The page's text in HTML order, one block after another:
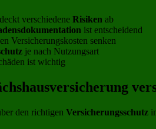
deckt verschiedene Risiken ab
ist entscheidend
Versicherungskosten senken
je nach Nutzungsart
ist wichtig
den richtigen Versicherungsschutz